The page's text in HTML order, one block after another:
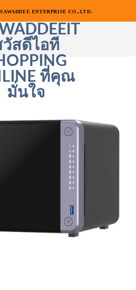
ENTERPRISE CO.,LTD.